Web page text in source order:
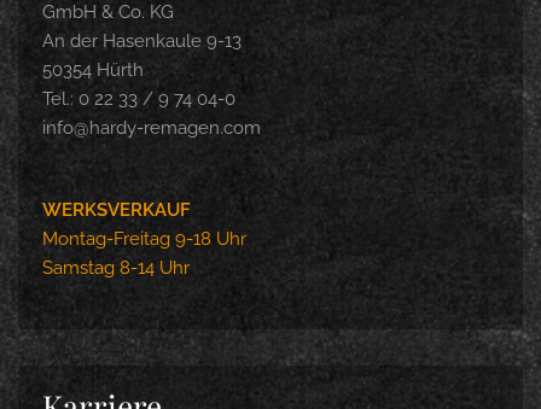
GmbH & Co. KG
An der Hasenkaule 9-13
50354 Hürth
Tel.: 0 22 33 / 9 74 04-0
info@hardy-remagen.com
WERKSVERKAUF
Montag-Freitag 9-18 Uhr
Samstag 8-14 Uhr